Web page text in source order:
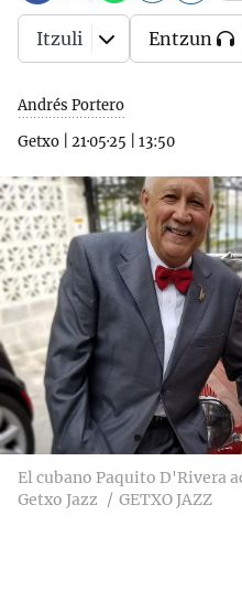
Andrés Portero
Getxo
21·05·25 13:50
Itzuli Entzun
El cubano Paquito D'Rivera
Getxo Jazz
GETXO JAZZ